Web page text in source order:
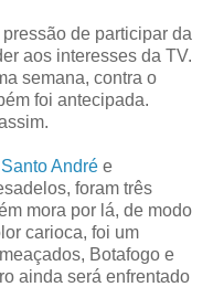
de participar da
aos interesses da TV.
semana, contra o
foi antecipada.
Santo André e
foram três
mora por lá, de modo
carioca, foi um
Botafogo e
ainda será enfrentado